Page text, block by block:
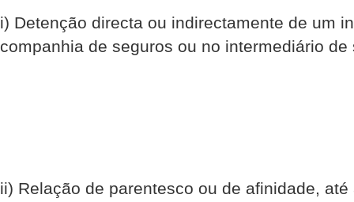
i) Detenção directa ou indirectamente de um
companhia de seguros ou no intermediário de
ii) Relação de parentesco ou de afinidade,